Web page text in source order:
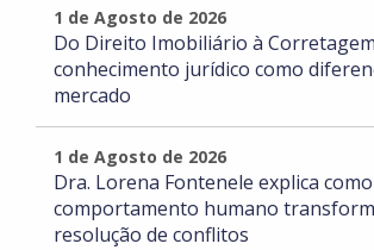
1 de Agosto de 2026
Do Direito Imobiliário à
conhecimento jurídico como
mercado
1 de Agosto de 2026
Dra. Lorena Fontenele explica
comportamento humano
resolução de conflitos